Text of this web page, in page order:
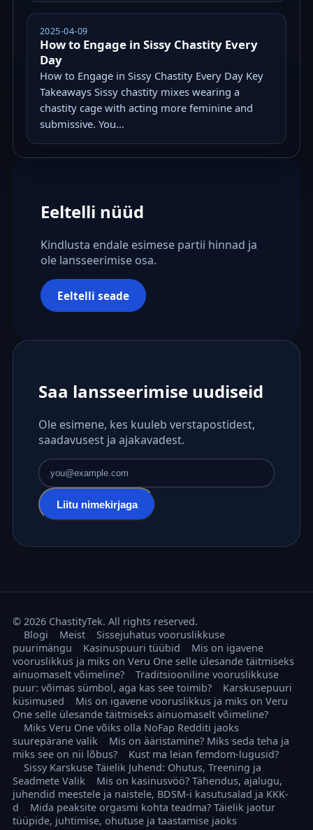
2025-04-09
How to Engage in Sissy Chastity Every
Day
How to Engage in Sissy Chastity Every Day Key
Takeaways Sissy chastity mixes wearing a
chastity cage with acting more feminine and
submissive. You...
Eeltelli nüüd
Kindlusta endale esimese partii hinnad ja
ole lansseerimise osa.
Eeltelli seade
Saa lansseerimise uudiseid
Ole esimene, kes kuuleb verstapostidest,
saadavusest ja ajakavadest.
E-posti aadress
Liitu nimekirjaga
© 2026 ChastityTek. All rights reserved.
Blogi
Meist
Sissejuhatus vooruslikkuse
puurimängu
Kasinuspuuri tüübid
Mis on igavene
vooruslikkus ja miks on Veru One selle ülesande täitmiseks
ainuomaselt võimeline?
Traditsiooniline vooruslikkuse
puur: võimas sümbol, aga kas see toimib?
Karskusepuuri
küsimused
Mis on igavene vooruslikkus ja miks on Veru
One selle ülesande täitmiseks ainuomaselt võimeline?
Miks Veru One võiks olla NoFap Redditi jaoks
suurepärane valik
Mis on ääristamine? Miks seda teha ja
miks see on nii lõbus?
Kust ma leian femdom-lugusid?
Sissy Karskuse Täielik Juhend: Ohutus, Treening ja
Seadmete Valik
Mis on kasinusvöö? Tähendus, ajalugu,
juhendid meestele ja naistele, BDSM-i kasutusalad ja KKK-
d
Mida peaksite orgasmi kohta teadma? Täielik jaotur
tüüpide, juhtimise, ohutuse ja taastamise jaoks